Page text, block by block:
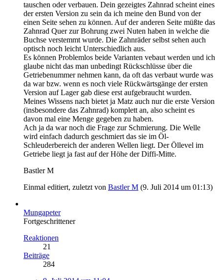
tauschen oder verbauen. Dein gezeigtes Zahnrad scheint eines
der ersten Version zu sein da ich meine den Bund von der
einen Seite sehen zu können. Auf der anderen Seite müßte das
Zahnrad Quer zur Bohrung zwei Nuten haben in welche die
Buchse verstemmt wurde. Die Zahnräder selbst sehen auch
optisch noch leicht Unterschiedlich aus.
Es können Problemlos beide Varianten vebaut werden und ich
glaube nicht das man unbedingt Rückschlüsse über die
Getriebenummer nehmen kann, da oft das verbaut wurde was
da war bzw. wenn es noch viele Rückwärtsgänge der ersten
Version auf Lager gab diese erst aufgebraucht wurden.
Meines Wissens nach bietet ja Matz auch nur die erste Version
(insbesondere das Zahnrad) komplett an, also scheint es
davon mal eine Menge gegeben zu haben.
Ach ja da war noch die Frage zur Schmierung. Die Welle
wird einfach dadurch geschmiert das sie im Öl-
Schleuderbereich der anderen Wellen liegt. Der Öllevel im
Getriebe liegt ja fast auf der Höhe der Diffi-Mitte.
Bastler M
Einmal editiert, zuletzt von Bastler M (9. Juli 2014 um 01:13)
Mungapeter
Fortgeschrittener
Reaktionen
21
Beiträge
284